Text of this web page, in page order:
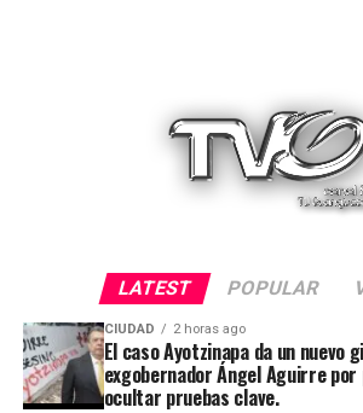
LATEST POPULAR
CIUDAD 2 horas ago
El caso Ayotzinapa da un nuevo
exgobernador Ángel Aguirre
ocultar pruebas clave.